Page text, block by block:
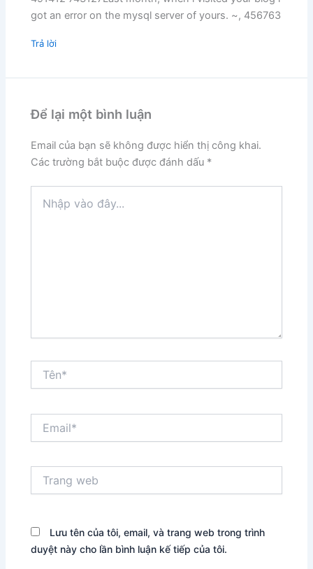
got an error on the mysql server of yours. ~, 456763
Trả lời
Để lại một bình luận
Email của bạn sẽ không được hiển thị công khai.
Các trường bắt buộc được đánh dấu *
vào
web
Lưu tên của tôi, email, và trang web trong trình
duyệt này cho lần bình luận kế tiếp của tôi.